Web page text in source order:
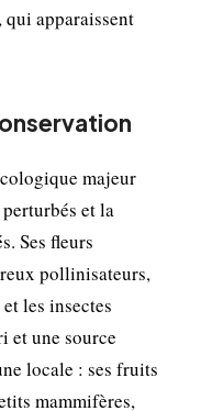
apparaissent
majeur
et la
Ses fleurs
pollinisateurs,
les insectes
et une source
locale : ses fruits
mammifères,